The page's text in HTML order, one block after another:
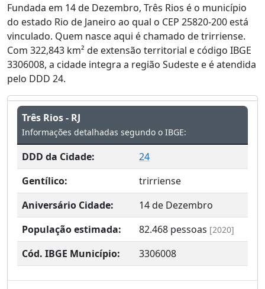
Fundada em 14 de Dezembro, Três Rios é o município
do estado Rio de Janeiro ao qual o CEP 25820-200 está
vinculado. Quem nasce aqui é chamado de trirriense.
Com 322,843 km² de extensão territorial e código IBGE
3306008, a cidade integra a região Sudeste e é atendida
pelo DDD 24.
Três Rios - RJ
Informações detalhadas segundo o IBGE:
DDD da Cidade:
24
Gentílico:
trirriense
Aniversário Cidade:
14 de Dezembro
População estimada:
82.468 pessoas [2020]
Cód. IBGE Município: 3306008